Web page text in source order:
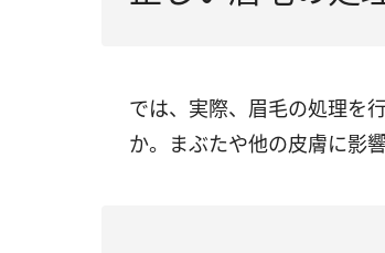
では、実際、眉毛の処理を
か。まぶたや他の皮膚に影